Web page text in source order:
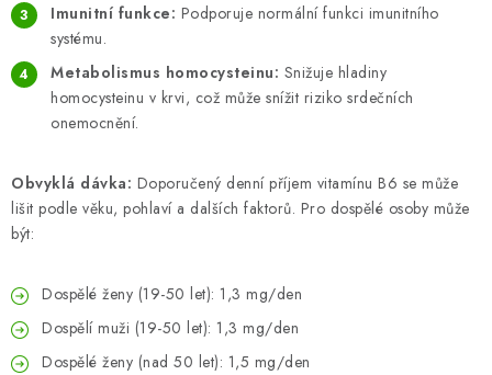
Odborný garant MUDr. Monika Klaudysová
GDPR
Obchodní podmínky Kontakty
Slovník pojmů
Moje objednávka
Imunitní funkce: Podporuje normální funkci imunitního
systému.
Metabolismus homocysteinu: Snižuje hladiny
homocysteinu v krvi, což může snížit riziko srdečních
onemocnění.
Obvyklá dávka: Doporučený denní příjem vitamínu B6 se může
lišit podle věku, pohlaví a dalších faktorů. Pro dospělé osoby může
být:
Dospělé ženy (19-50 let): 1,3 mg/den
Dospělí muži (19-50 let): 1,3 mg/den
Dospělé ženy (nad 50 let): 1,5 mg/den